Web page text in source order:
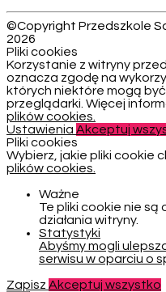
©Copyright Przedszkole
2026
Pliki cookies
Korzystanie z witryny
oznacza zgodę na
których niektóre mogą
przeglądarki. Więcej
plików cookies.
Ustawienia Akceptuj
Pliki cookies
Wybierz, jakie pliki cookie
plików cookies.
Ważne
Te pliki cookie nie
działania witryny.
Statystyki
Abyśmy mogli
serwisu w oparciu o
Zapisz Akceptuj wszystko